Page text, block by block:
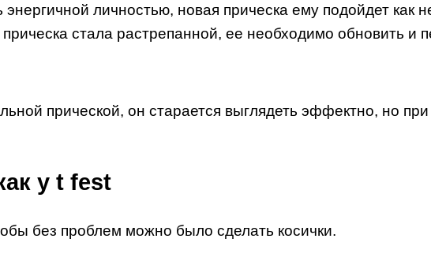
личностью, новая прическа ему подойдет как
стала растрепанной, ее необходимо обновить и
прической, он старается выглядеть эффектно, но
у t fest
без проблем можно было сделать косички.